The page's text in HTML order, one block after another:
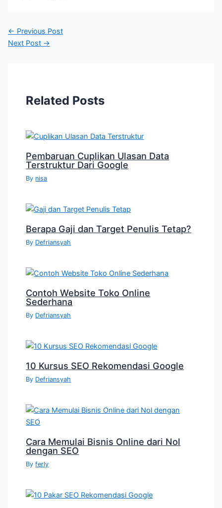
← Previous Post
Next Post →
Related Posts
Pembaruan Cuplikan Ulasan Data
Terstruktur Dari Google
By nisa
Berapa Gaji dan Target Penulis Tetap?
By Defriansyah
Contoh Website Toko Online
Sederhana
By Defriansyah
10 Kursus SEO Rekomendasi Google
By Defriansyah
Cara Memulai Bisnis Online dari Nol
dengan SEO
Byferly